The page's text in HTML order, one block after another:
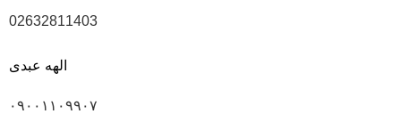
02632811403
الهه عبدی
۰۹۰۰۱۱۰۹۹۰۷